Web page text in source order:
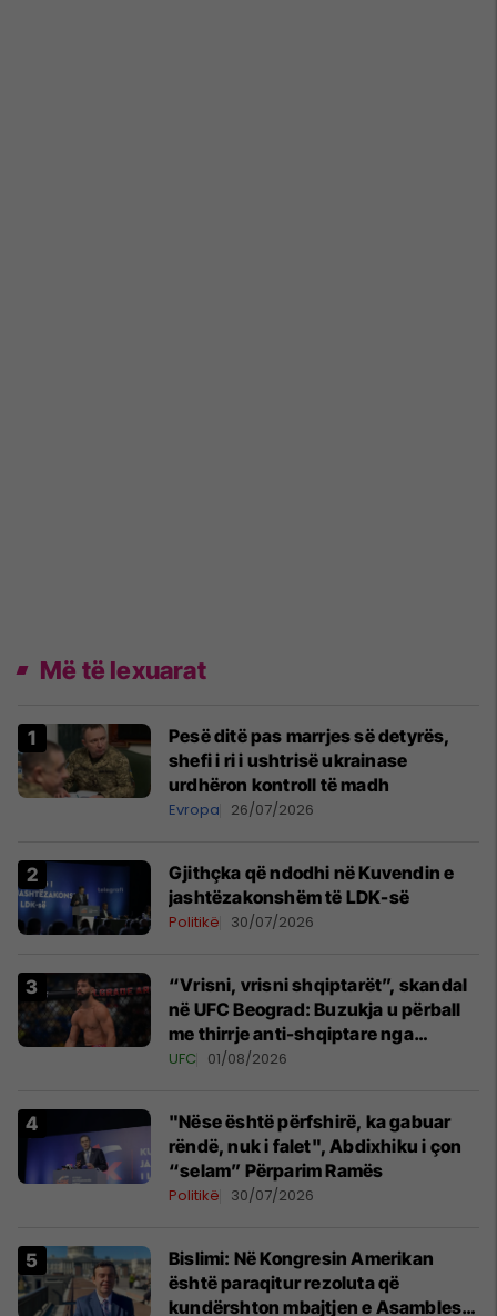
Më të lexuarat
Pesë ditë pas marrjes së detyrës,
shefi i ri i ushtrisë ukrainase
urdhëron kontroll të madh
Evropa 26/07/2026
Gjithçka që ndodhi në Kuvendin e
jashtëzakonshëm të LDK-së
Politikë 30/07/2026
“Vrisni, vrisni shqiptarët”, skandal
në UFC Beograd: Buzukja u përball
me thirrje anti-shqiptare nga
tribunat
UFC 01/08/2026
"Nëse është përfshirë, ka gabuar
rëndë, nuk i falet", Abdixhiku i çon
“selam” Përparim Ramës
Politikë 30/07/2026
Bislimi: Në Kongresin Amerikan
është paraqitur rezoluta që
kundërshton mbajtjen e Asamblesë